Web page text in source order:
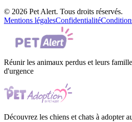
© 2026 Pet Alert. Tous droits réservés.
Mentions légalesConfidentialité
Réunir les animaux perdus et leurs
d'urgence
Découvrez les chiens et chats à adopter